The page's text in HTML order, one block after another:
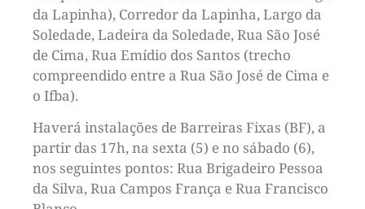
da Lapinha), Corredor da Lapinha, Largo da
Soledade, Ladeira da Soledade, Rua São José
de Cima, Rua Emídio dos Santos (trecho
compreendido entre a Rua São José de Cima e
o Ifba).
Haverá instalações de Barreiras Fixas (BF), a
partir das 17h, na sexta (5) e no sábado (6),
nos seguintes pontos: Rua Brigadeiro Pessoa
da Silva, Rua Campos França e Rua Francisco